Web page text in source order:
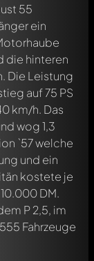
55
ein
die hinteren
Die Leistung
auf 75 PS
km/h. Das
wog 1,3
`57 welche
und ein
kostete je
DM.
P 2,5, im
Fahrzeuge